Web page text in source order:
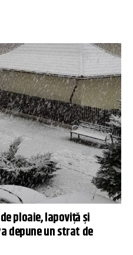
ploaie, lapoviță și
depune un strat de